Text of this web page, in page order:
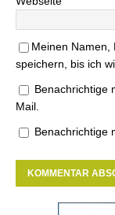
Meinen Namen,
speichern, bis ich
Benachrichtige
Mail.
Benachrichtige